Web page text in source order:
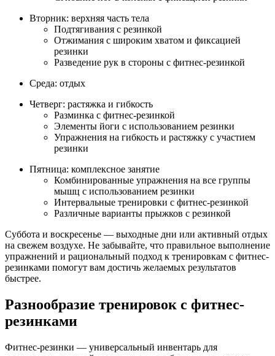
Вторник: верхняя часть тела
Подтягивания с резинкой
Отжимания с широким хватом и фиксацией
резинки
Разведение рук в стороны с фитнес-резинкой
Среда: отдых
Четверг: растяжка и гибкость
Разминка с фитнес-резинкой
Элементы йоги с использованием резинки
Упражнения на гибкость и растяжку с участием
резинки
Пятница: комплексное занятие
Комбинированные упражнения на все группы
мышц с использованием резинки
Интервальные тренировки с фитнес-резинкой
Различные варианты прыжков с резинкой
Суббота и воскресенье — выходные дни или активный отдых
на свежем воздухе. Не забывайте, что правильное выполнение
упражнений и рациональный подход к тренировкам с фитнес-
резинками помогут вам достичь желаемых результатов
быстрее.
Разнообразие тренировок с фитнес-
резинками
Фитнес-резинки — универсальный инвентарь для